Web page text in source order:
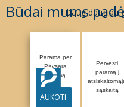
Būdai mumsDaug daugiau
Parama per
Paysera
sistemą
AUKOTI
Pervesti
paramą į
sąskaitą